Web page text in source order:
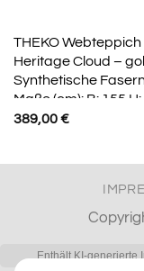
THEKO Webteppich
Heritage Cloud –
Synthetische
Maße (cm): B: 155 H:
389,00€